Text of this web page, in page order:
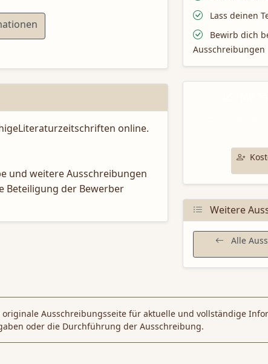
online.
und weitere Ausschreibungen
Beteiligung der Bewerber
Lass deinen
Bewirb dich
Ausschreibungen
Weitere
Alle
Ausschreibungsseite für aktuelle und vollständige
oder die Durchführung der Ausschreibung.